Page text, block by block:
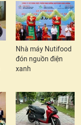
Nhà máy Nutifood
đón nguồn điện
xanh